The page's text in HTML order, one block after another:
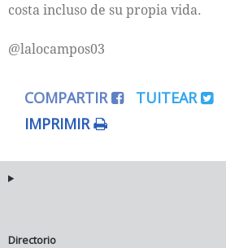
costa incluso de su propia vida.
@lalocampos03
COMPARTIR TUITEAR
IMPRIMIR
Directorio